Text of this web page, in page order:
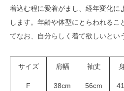
着込む程に愛着がまし、経年変化に
します。年齢や体型にとらわれるこ
てなお、自分らしく着て欲しいとい
サイズ 肩幅 袖丈
F 38cm 56cm